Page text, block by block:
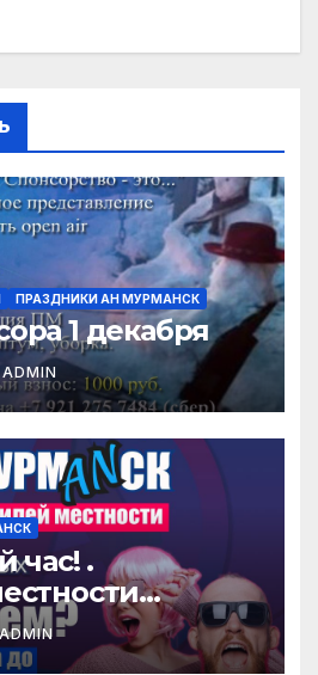
ПРАЗДНИКИ АН МУРМАНСК
1 декабря
ADMIN
час! .
22 года !!!
мы будем
ADMIN